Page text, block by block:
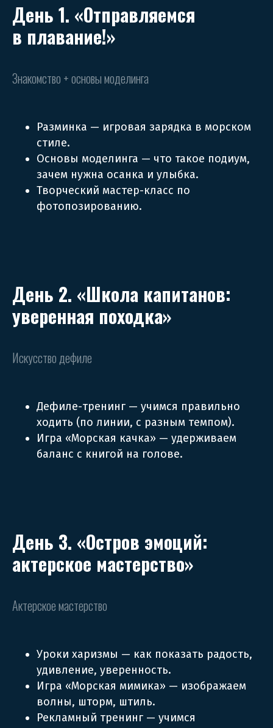
День 1. «Отправляемся
в плавание!»
Знакомство + основы моделинга
Разминка — игровая зарядка в морском
стиле.
Основы моделинга — что такое подиум,
зачем нужна осанка и улыбка.
Творческий мастер-класс по
фотопозированию.
День 2. «Школа капитанов:
уверенная походка»
Искусство дефиле
Дефиле-тренинг — учимся правильно
ходить (по линии, с разным темпом).
Игра «Морская качка» — удерживаем
баланс с книгой на голове.
День 3. «Остров эмоций:
актерское мастерство»
Актерское мастерство
Уроки харизмы — как показать радость,
удивление, уверенность.
Игра «Морская мимика» — изображаем
волны, шторм, штиль.
Рекламный тренинг — учимся